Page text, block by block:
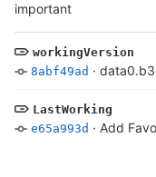
important
workingVersion
8abf49ad ·
LastWorking
e65a993d · Add